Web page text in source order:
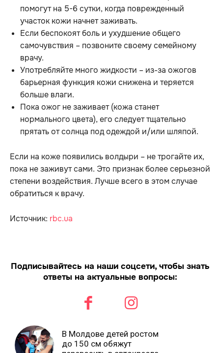
помогут на 5-6 сутки, когда поврежденный
участок кожи начнет заживать.
Если беспокоят боль и ухудшение общего
самочувствия – позвоните своему семейному
врачу.
Употребляйте много жидкости – из-за ожогов
барьерная функция кожи снижена и теряется
больше влаги.
Пока ожог не заживает (кожа станет
нормального цвета), его следует тщательно
прятать от солнца под одеждой и/или шляпой.
Если на коже появились волдыри – не трогайте их,
пока не заживут сами. Это признак более серьезной
степени воздействия. Лучше всего в этом случае
обратиться к врачу.
Источник: rbc.ua
Подписывайтесь на наши соцсети, чтобы знать
ответы на актуальные вопросы:
В Молдове детей ростом
до 150 см обяжут